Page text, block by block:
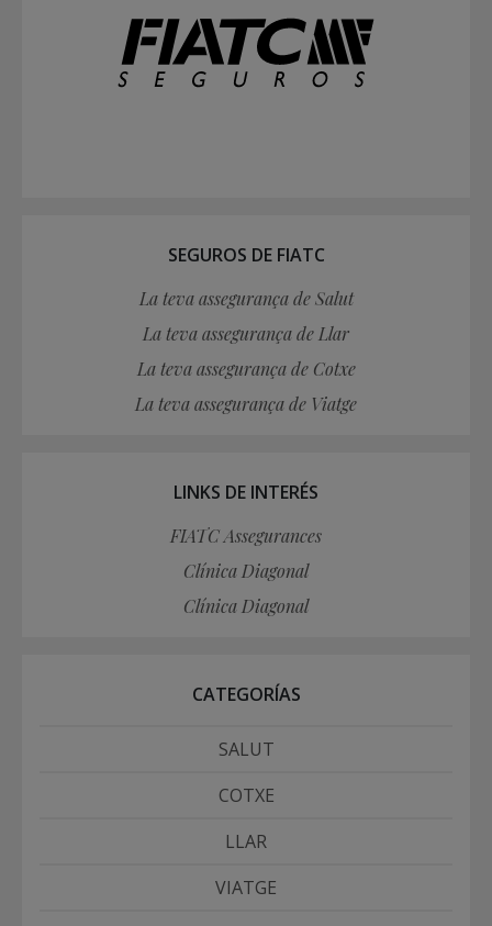
SEGUROS DE FIATC
La teva assegurança de Salut
La teva assegurança de Llar
La teva assegurança de Cotxe
La teva assegurança de Viatge
LINKS DE INTERÉS
FIATC Assegurances
Clínica Diagonal
Clínica Diagonal
CATEGORÍAS
SALUT
COTXE
LLAR
VIATGE